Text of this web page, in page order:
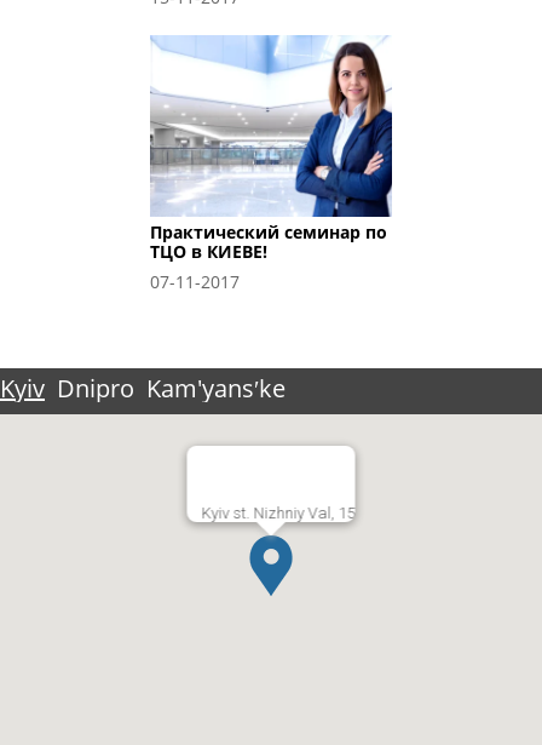
Практический семинар по
ТЦО в КИЕВЕ!
07-11-2017
Kyiv Dnipro Kam'yansʹke
Kyiv st. Nizhniy Val, 15